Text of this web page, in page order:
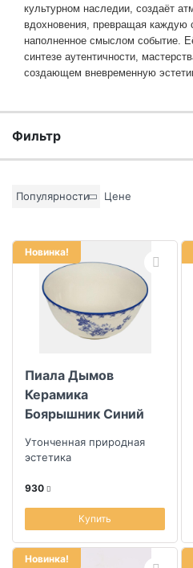
культурном наследии, создаёт
вдохновения, превращая каждую
наполненное смыслом событие.
синтезе аутентичности,
создающем вневременную
Фильтр
Цвет основы
Коллекция
Популярности Цене
Новинка!
Пиала Дымов
Керамика
Боярышник Синий
Утонченная природная
эстетика
930
Купить
Новинка!